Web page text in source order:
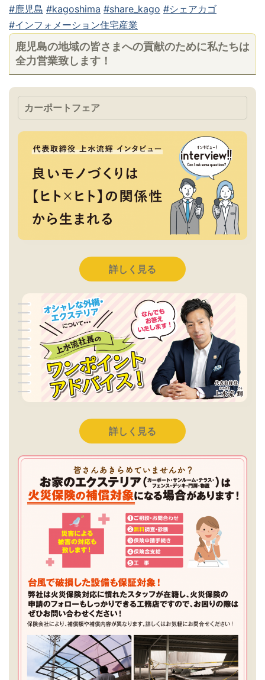
#鹿児島 #kagoshima #share_kago #シェアカゴ
#インフォメーション住宅産業
鹿児島の地域の皆さまへの貢献のために私たちは
全力営業致します！
カーポートフェア
詳しく見る
詳しく見る